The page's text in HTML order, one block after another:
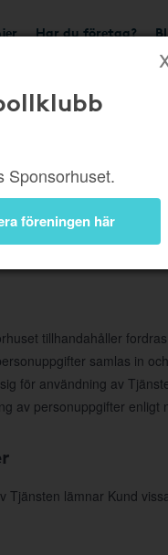
Har du företag?
Sponsorhuset.
föreningen här
tillhandahåller
samlas in
för användning av
av personuppgifter enligt
Tjänsten lämnar Kund